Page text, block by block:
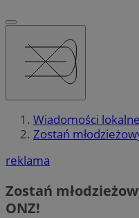
Wiadomości lokalne
Zostań
reklama
Zostań
ONZ!